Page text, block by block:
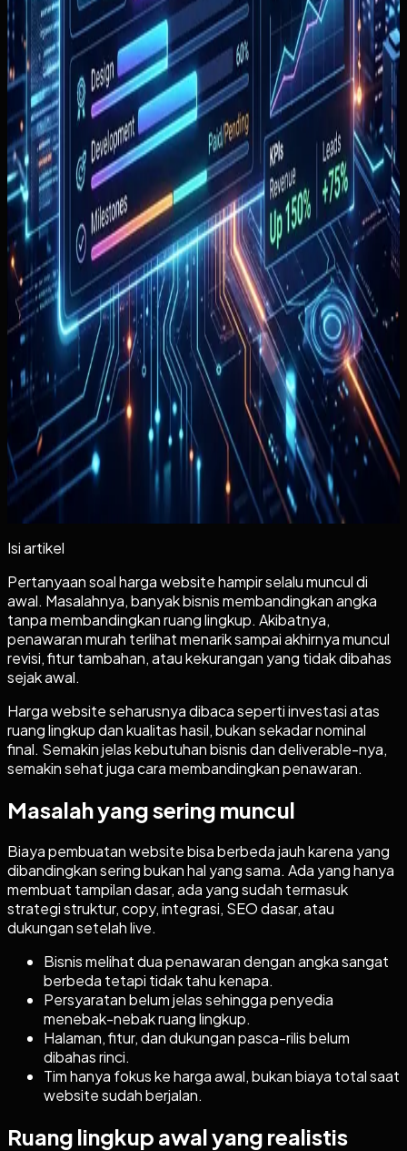
Apa yang akan Anda dapat dari artikel ini
+
Keputusan cepat
Kalau Anda sedang membandingkan harga
website
Contoh yang paling dekat
Kalau Anda ingin melihat konteks yang lebih
konkret
+
Lanjutkan ke tahap berikutnya
Kalau topiknya sudah dekat dengan kebutuhan
Anda
Isi artikel
Pertanyaan soal harga website hampir selalu muncul di
awal. Masalahnya, banyak bisnis membandingkan angka
tanpa membandingkan ruang lingkup. Akibatnya,
penawaran murah terlihat menarik sampai akhirnya muncul
revisi, fitur tambahan, atau kekurangan yang tidak dibahas
sejak awal.
Harga website seharusnya dibaca seperti investasi atas
ruang lingkup dan kualitas hasil, bukan sekadar nominal
final. Semakin jelas kebutuhan bisnis dan deliverable-nya,
semakin sehat juga cara membandingkan penawaran.
Masalah yang sering muncul
Biaya pembuatan website bisa berbeda jauh karena yang
dibandingkan sering bukan hal yang sama. Ada yang hanya
membuat tampilan dasar, ada yang sudah termasuk
strategi struktur, copy, integrasi, SEO dasar, atau
dukungan setelah live.
Bisnis melihat dua penawaran dengan angka sangat
berbeda tetapi tidak tahu kenapa.
Persyaratan belum jelas sehingga penyedia
menebak-nebak ruang lingkup.
Halaman, fitur, dan dukungan pasca-rilis belum
dibahas rinci.
Tim hanya fokus ke harga awal, bukan biaya total saat
website sudah berjalan.
Ruang lingkup awal yang realistis